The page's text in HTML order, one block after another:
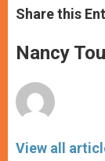
t
s
p
p
s
e
g
e
b
k
Share this
Nancy
View all